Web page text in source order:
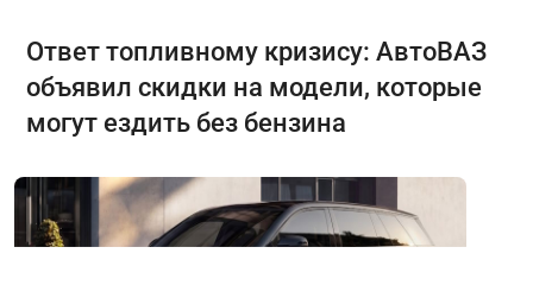
Ответ топливному кризису: АвтоВАЗ
объявил скидки на модели, которые
могут ездить без бензина